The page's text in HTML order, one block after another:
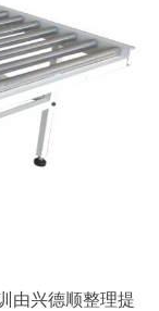
由兴德顺整理提